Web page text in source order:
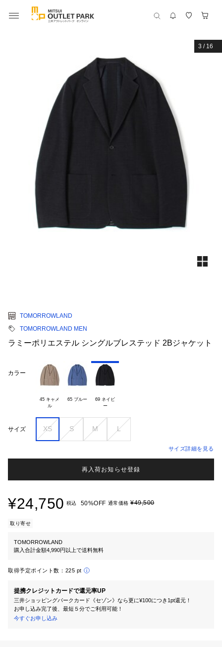
3 / 16
TOMORROWLAND
TOMORROWLAND MEN
ラミーポリエステル シングルブレステッド 2Bジャケット
カラー
45 キャメ
ル
65 ブルー
69 ネイビ
ー
サイズ XS S M L
サイズ詳細を見る
再入荷お知らせ登録
¥24,750 税込 50%OFF 通常価格 ¥49,500
取り寄せ
TOMORROWLAND
購入合計金額4,990円以上で送料無料
取得予定ポイント数： 225 pt
提携クレジットカードで還元率UP
三井ショッピングパークカード《セゾン》なら更に¥100につき1pt還元！
お申し込み完了後、最短５分でご利用可能！
今すぐお申し込み